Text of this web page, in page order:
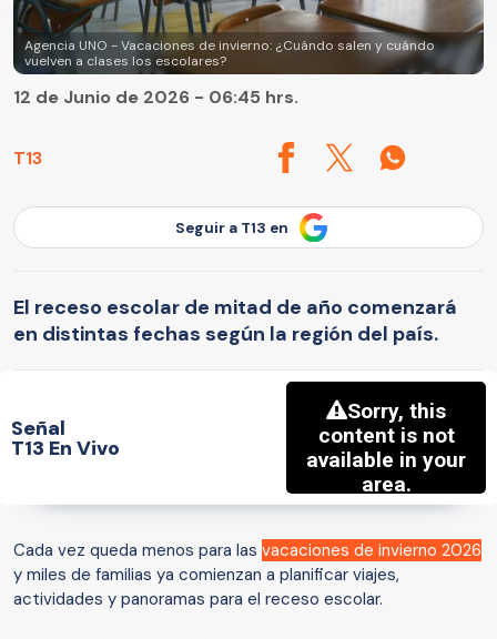
Agencia UNO - Vacaciones de invierno: ¿Cuándo salen y cuándo
vuelven a clases los escolares?
T13
12 de Junio de 2026 - 06:45 hrs.
Seguir a T13 en
El receso escolar de mitad de año comenzará
en distintas fechas según la región del país.
Señal
T13 En Vivo
Cada vez queda menos para las vacaciones de invierno 2026
y miles de familias ya comienzan a planificar viajes,
actividades y panoramas para el receso escolar.